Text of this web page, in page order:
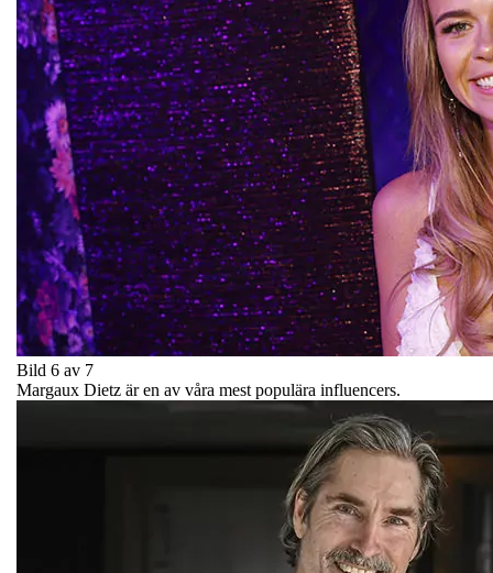
Bild 6 av 7
Margaux Dietz är en av våra mest populära influencers.